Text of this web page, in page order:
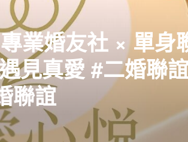
業婚友社 × 單身
見真愛 #二婚聯
聯誼